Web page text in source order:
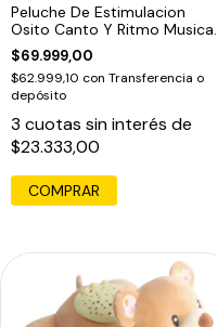
Peluche De Estimulacion
Osito Canto Y Ritmo Musical
Osito Canto
$69.999,00
$62.999,10 con Transferencia o
depósito
3 cuotas sin interés de
$23.333,00